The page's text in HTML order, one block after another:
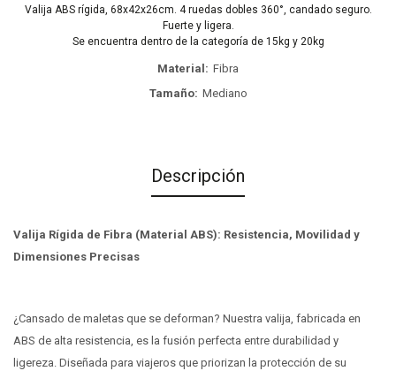
Valija ABS rígida, 68x42x26cm. 4 ruedas dobles 360°, candado seguro.
Fuerte y ligera.
Se encuentra dentro de la categoría de 15kg y 20kg
Material
Fibra
Tamaño
Mediano
Descripción
Valija Rígida de Fibra (Material ABS): Resistencia, Movilidad y
Dimensiones Precisas
¿Cansado de maletas que se deforman? Nuestra valija, fabricada en
ABS de alta resistencia, es la fusión perfecta entre durabilidad y
ligereza. Diseñada para viajeros que priorizan la protección de su